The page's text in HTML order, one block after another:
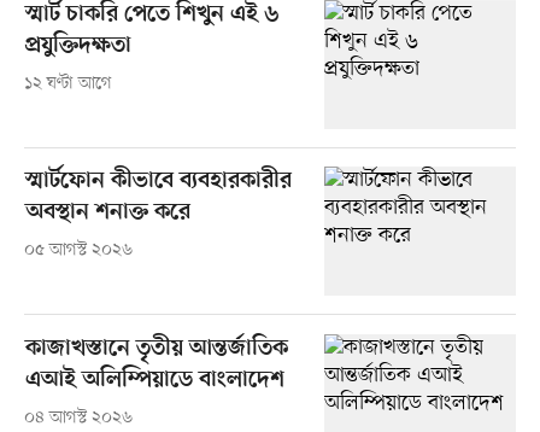
স্মার্ট চাকরি পেতে শিখুন এই ৬
প্রযুক্তিদক্ষতা
১২ ঘণ্টা আগে
স্মার্টফোন কীভাবে ব্যবহারকারীর
অবস্থান শনাক্ত করে
০৫ আগস্ট ২০২৬
কাজাখস্তানে তৃতীয় আন্তর্জাতিক
এআই অলিম্পিয়াডে বাংলাদেশ
০৪ আগস্ট ২০২৬